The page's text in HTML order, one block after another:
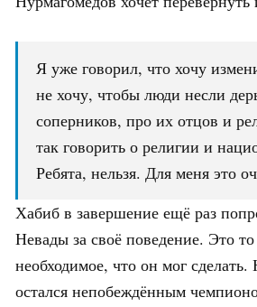
Я уже говорил, что хочу
не хочу, чтобы люди несли
соперников, про их отцов и
так говорить о религии и
Ребята, нельзя. Для меня это
Хабиб в завершение ещё раз
Невады за своё поведение. Это
необходимое, что он мог сделать.
остался непобеждённым